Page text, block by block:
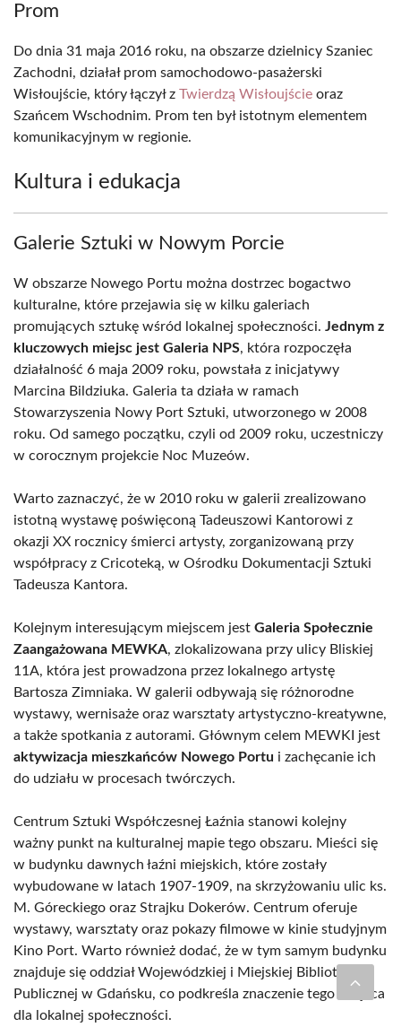
Prom
Do dnia 31 maja 2016 roku, na obszarze dzielnicy Szaniec
Zachodni, działał prom samochodowo-pasażerski
Wisłoujście, który łączył z Twierdzą Wisłoujście oraz
Szańcem Wschodnim. Prom ten był istotnym elementem
komunikacyjnym w regionie.
Kultura i edukacja
Galerie Sztuki w Nowym Porcie
W obszarze Nowego Portu można dostrzec bogactwo
kulturalne, które przejawia się w kilku galeriach
promujących sztukę wśród lokalnej społeczności. Jednym z
kluczowych miejsc jest Galeria NPS, która rozpoczęła
działalność 6 maja 2009 roku, powstała z inicjatywy
Marcina Bildziuka. Galeria ta działa w ramach
Stowarzyszenia Nowy Port Sztuki, utworzonego w 2008
roku. Od samego początku, czyli od 2009 roku, uczestniczy
w corocznym projekcie Noc Muzeów.
Warto zaznaczyć, że w 2010 roku w galerii zrealizowano
istotną wystawę poświęconą Tadeuszowi Kantorowi z
okazji XX rocznicy śmierci artysty, zorganizowaną przy
współpracy z Cricoteką, w Ośrodku Dokumentacji Sztuki
Tadeusza Kantora.
Kolejnym interesującym miejscem jest Galeria Społecznie
Zaangażowana MEWKA, zlokalizowana przy ulicy Bliskiej
11A, która jest prowadzona przez lokalnego artystę
Bartosza Zimniaka. W galerii odbywają się różnorodne
wystawy, wernisaże oraz warsztaty artystyczno-kreatywne,
a także spotkania z autorami. Głównym celem MEWKI jest
aktywizacja mieszkańców Nowego Portu i zachęcanie ich
do udziału w procesach twórczych.
Centrum Sztuki Współczesnej Łaźnia stanowi kolejny
ważny punkt na kulturalnej mapie tego obszaru. Mieści się
w budynku dawnych łaźni miejskich, które zostały
wybudowane w latach 1907-1909, na skrzyżowaniu ulic ks.
M. Góreckiego oraz Strajku Dokerów. Centrum oferuje
wystawy, warsztaty oraz pokazy filmowe w kinie studyjnym
Kino Port. Warto również dodać, że w tym samym budynku
znajduje się oddział Wojewódzkiej i Miejskiej Biblioteki
Publicznej w Gdańsku, co podkreśla znaczenie tego miejsca
dla lokalnej społeczności.